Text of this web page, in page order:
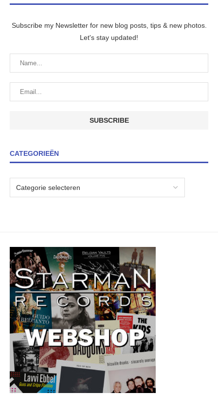
Subscribe my Newsletter for new blog posts, tips & new photos.
Let's stay updated!
CATEGORIEËN